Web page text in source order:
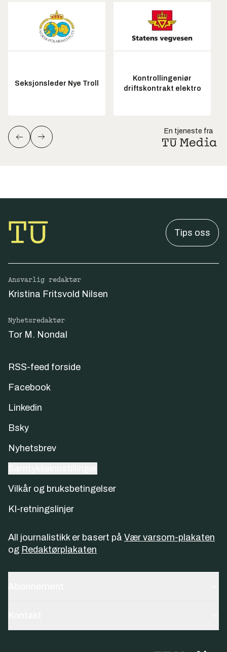
Seksjonsleder Nye Troll
Kontrollingeniør
driftskontrakt elektro
En tjeneste fra
Tips oss
Ansvarlig redaktør
Kristina Fritsvold Nilsen
Nyhetsredaktør
Tor M. Nondal
RSS-feed forside
Facebook
Linkedin
Bsky
Nyhetsbrev
Vilkår og bruksbetingelser
KI-retningslinjer
All journalistikk er basert på Vær varsom-plakaten
og Redaktørplakaten